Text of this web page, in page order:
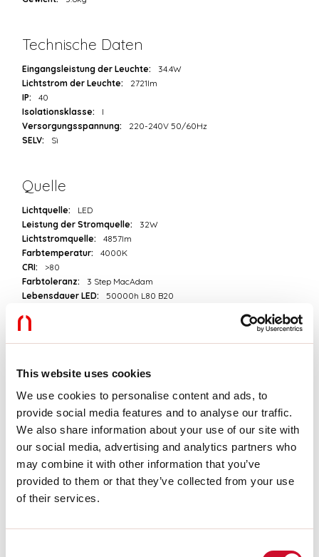
This website uses cookies
We use cookies to personalise content and ads, to
provide social media features and to analyse our traffic.
We also share information about your use of our site with
our social media, advertising and analytics partners who
may combine it with other information that you’ve
provided to them or that they’ve collected from your use
of their services.
Technische Daten
Eingangsleistung der Leuchte:
34.4W
Lichtstrom der Leuchte:
2721lm
IP:
40
Isolationsklasse:
I
Versorgungsspannung:
220-240V 50/60Hz
SELV:
Sì
Quelle
Lichtquelle:
LED
Leistung der Stromquelle:
32W
Lichtstromquelle:
4857lm
Farbtemperatur:
4000K
CRI:
>80
Farbtoleranz:
3 Step MacAdam
Lebensdauer LED:
50000h L80 B20
Download
PHOTOMETRIEN
AUSZUG AUS DEM KATALOG
AUSZUG PREISLISTE